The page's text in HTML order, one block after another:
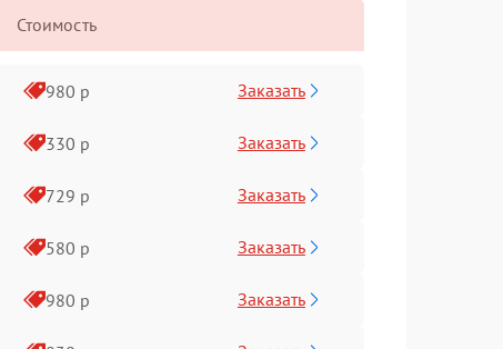
Стоимость
980 р Заказать
330 р Заказать
729 р Заказать
580 р Заказать
980 р Заказать